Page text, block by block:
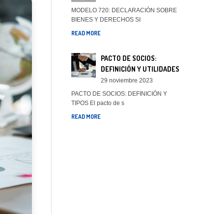
MODELO 720: DECLARACIÓN SOBRE
BIENES Y DERECHOS SI
READ MORE
PACTO DE SOCIOS:
DEFINICIÓN Y UTILIDADES
29 noviembre 2023
PACTO DE SOCIOS: DEFINICIÓN Y
TIPOS El pacto de s
READ MORE